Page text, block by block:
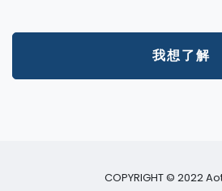
我想了解
COPYRIGHT © 2022